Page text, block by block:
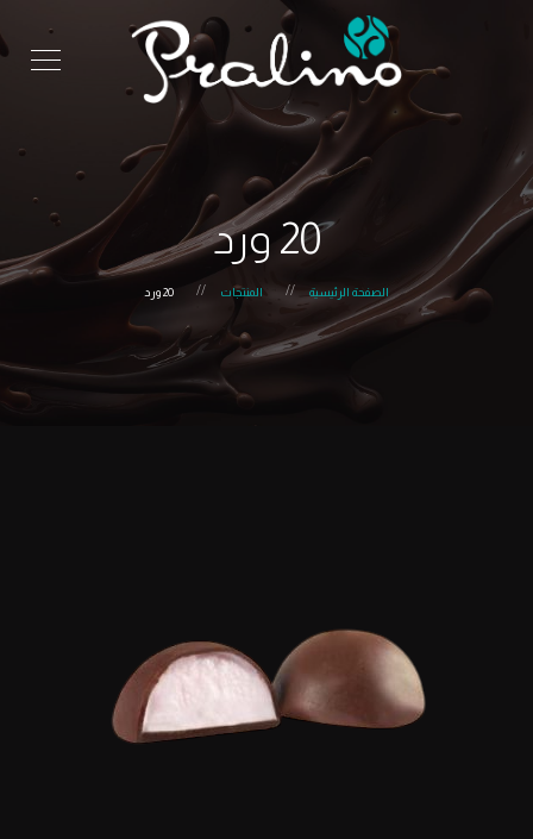
20 ورد
الصفحة الرئيسية المنتجات 20 ورد